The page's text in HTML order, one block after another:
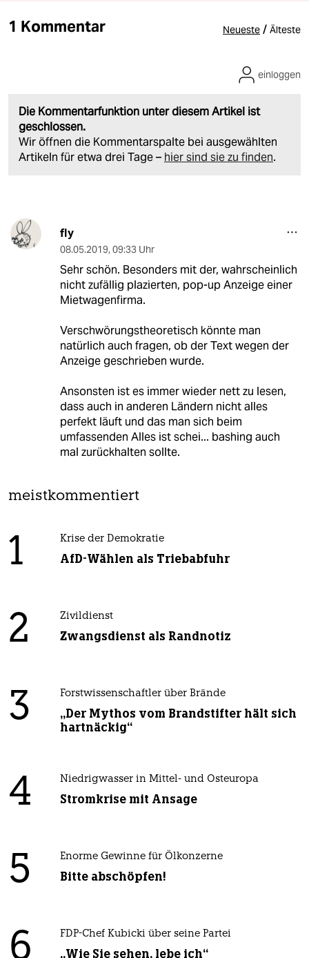
1 Kommentar Neueste / Älteste
Die Kommentarfunktion unter diesem Artikel ist
geschlossen.
Wir öffnen die Kommentarspalte bei ausgewählten
Artikeln für etwa drei Tage – hier sind sie zu finden.
einloggen
fly
08.05.2019, 09:33 Uhr
Sehr schön. Besonders mit der, wahrscheinlich
nicht zufällig plazierten, pop-up Anzeige einer
Mietwagenfirma.
Verschwörungstheoretisch könnte man
natürlich auch fragen, ob der Text wegen der
Anzeige geschrieben wurde.
Ansonsten ist es immer wieder nett zu lesen,
dass auch in anderen Ländern nicht alles
perfekt läuft und das man sich beim
umfassenden Alles ist schei... bashing auch
mal zurückhalten sollte.
meistkommentiert
1 Krise der Demokratie
AfD-Wählen als Triebabfuhr
2 Zivildienst
Zwangsdienst als Randnotiz
3 Forstwissenschaftler über Brände
„Der Mythos vom Brandstifter hält sich
hartnäckig“
4 Niedrigwasser in Mittel- und Osteuropa
Stromkrise mit Ansage
5 Enorme Gewinne für Ölkonzerne
Bitte abschöpfen!
6 FDP-Chef Kubicki über seine Partei
„Wie Sie sehen, lebe ich“